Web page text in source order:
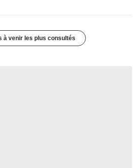
à venir les plus consultés